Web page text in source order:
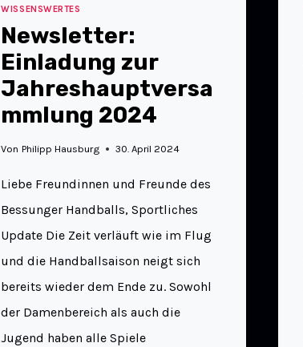
WISSENSWERTES
Newsletter:
Einladung zur
Jahreshauptversa
mmlung 2024
Von Philipp Hausburg 30. April 2024
Liebe Freundinnen und Freunde des
Bessunger Handballs, Sportliches
Update Die Zeit verläuft wie im Flug
und die Handballsaison neigt sich
bereits wieder dem Ende zu. Sowohl
der Damenbereich als auch die
Jugend haben alle Spiele